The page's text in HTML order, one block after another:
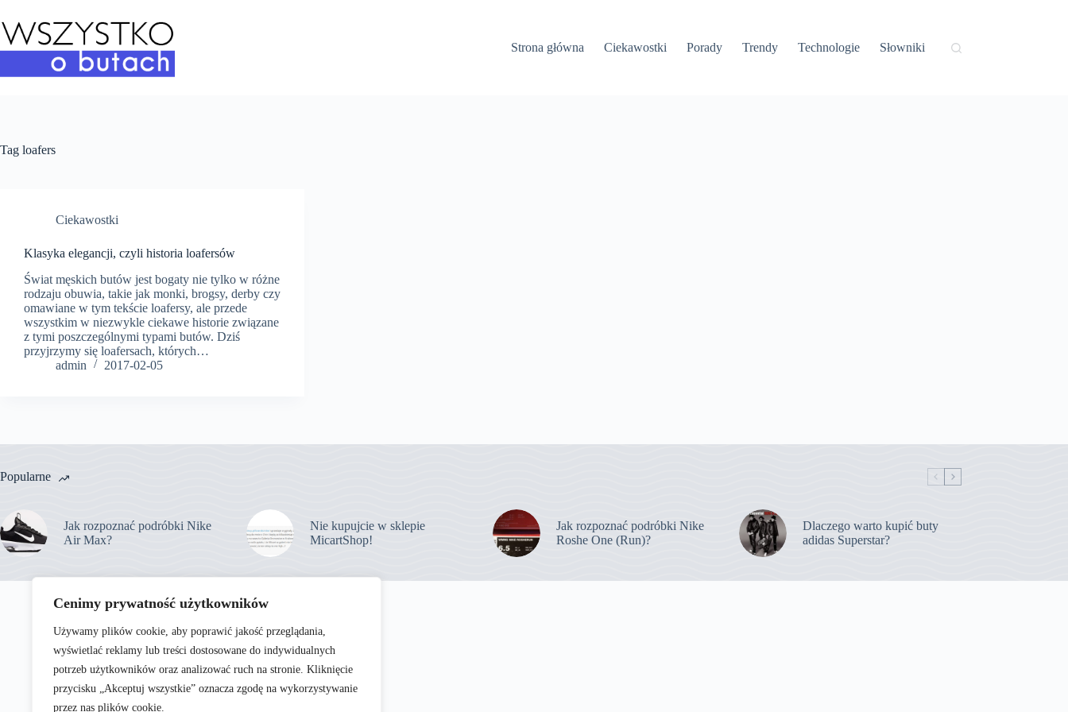
Cenimy prywatność użytkowników
Używamy plików cookie, aby poprawić jakość przeglądania,
wyświetlać reklamy lub treści dostosowane do indywidualnych
potrzeb użytkowników oraz analizować ruch na stronie. Kliknięcie
przycisku „Akceptuj wszystkie” oznacza zgodę na wykorzystywanie
przez nas plików cookie.
do
treści
Strona główna
Ciekawostki Porady Trendy Technologie Słowniki
Tag loafers
Ciekawostki
Klasyka elegancji, czyli historia loafersów
Świat męskich butów jest bogaty nie tylko w różne
rodzaju obuwia, takie jak monki, brogsy, derby czy
omawiane w tym tekście loafersy, ale przede
wszystkim w niezwykle ciekawe historie związane
z tymi poszczególnymi typami butów. Dziś
przyjrzymy się loafersach, których…
admin
2017-02-05
Popularne
Jak rozpoznać podróbki Nike
Air Max?
Nie kupujcie w sklepie
MicartShop!
Jak rozpoznać podróbki Nike
Roshe One (Run)?
Dlaczego warto kupić buty
adidas Superstar?